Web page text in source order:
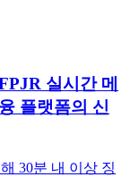
실시간 메
플랫폼의 신
30분 내 이상 징